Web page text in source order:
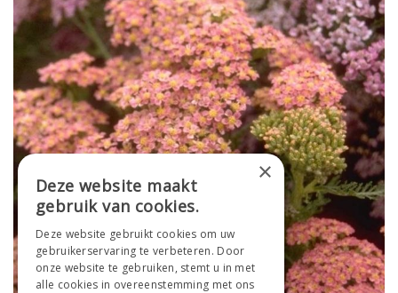
×
Deze website maakt
gebruik van cookies.
Deze website gebruikt cookies om uw
gebruikerservaring te verbeteren. Door
onze website te gebruiken, stemt u in met
alle cookies in overeenstemming met ons